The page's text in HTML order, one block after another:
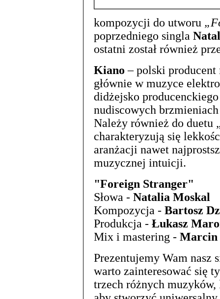
kompozycji do utworu
poprzedniego singla
ostatni został również
Kiano – polski producent
głównie w muzyce
didżejsko
nudiscowych
Należy również do duetu
charakteryzują się
aranżacji nawet
muzycznej intuicji.
"Foreign Stranger"
Słowa - Natalia Moskal
Kompozycja - Bartosz
Produkcja - Łukasz
Mix i mastering - Marcin
Prezentujemy Wam nasz
warto zainteresować się
trzech różnych